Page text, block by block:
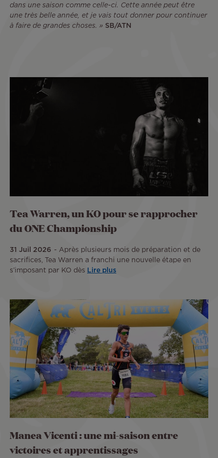
dans une saison comme celle-ci. Cette année peut être
une très belle année, et je vais tout donner pour continuer
à faire de grandes choses. » SB/ATN
Tea Warren, un KO pour se rapprocher
du ONE Championship
31 Juil 2026
Après plusieurs mois de préparation et de
sacrifices, Tea Warren a franchi une nouvelle étape en
s’imposant par KO dès
Lire plus
Manea Vicenti : une mi-saison entre
victoires et apprentissages